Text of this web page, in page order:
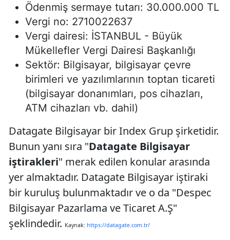
Ödenmiş sermaye tutarı: 30.000.000 TL
Vergi no: 2710022637
Vergi dairesi: İSTANBUL - Büyük
Mükellefler Vergi Dairesi Başkanlığı
Sektör: Bilgisayar, bilgisayar çevre
birimleri ve yazılımlarının toptan ticareti
(bilgisayar donanımları, pos cihazları,
ATM cihazları vb. dahil)
Datagate Bilgisayar bir Index Grup şirketidir.
Bunun yanı sıra "Datagate Bilgisayar
iştirakleri" merak edilen konular arasında
yer almaktadır. Datagate Bilgisayar iştiraki
bir kuruluş bulunmaktadır ve o da "Despec
Bilgisayar Pazarlama ve Ticaret A.Ş"
şeklindedir. Kaynak: https://datagate.com.tr/